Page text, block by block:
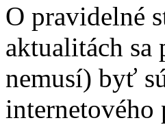
O pravidelné
aktualitách sa
nemusí) byť
internetového